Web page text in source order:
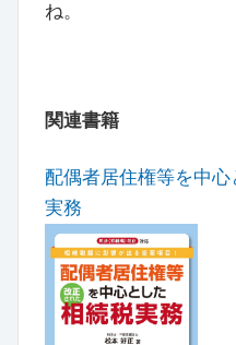
ね。
関連書籍
配偶者居住権等を中
実務